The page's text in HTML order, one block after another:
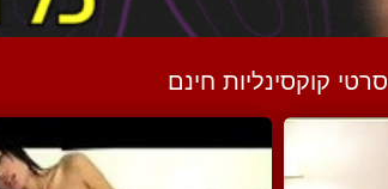
סרטי קוקסינליות חינם